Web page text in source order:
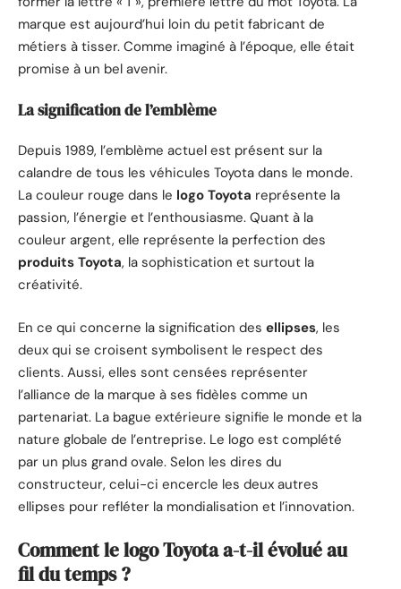
marque est aujourd’hui loin du petit fabricant de
métiers à tisser. Comme imaginé à l’époque, elle était
promise à un bel avenir.
La signification de l’emblème
Depuis 1989, l’emblème actuel est présent sur la
calandre de tous les véhicules Toyota dans le monde.
La couleur rouge dans le logo Toyota représente la
passion, l’énergie et l’enthousiasme. Quant à la
couleur argent, elle représente la perfection des
produits Toyota, la sophistication et surtout la
créativité.
En ce qui concerne la signification des ellipses, les
deux qui se croisent symbolisent le respect des
clients. Aussi, elles sont censées représenter
l’alliance de la marque à ses fidèles comme un
partenariat. La bague extérieure signifie le monde et la
nature globale de l’entreprise. Le logo est complété
par un plus grand ovale. Selon les dires du
constructeur, celui-ci encercle les deux autres
ellipses pour refléter la mondialisation et l’innovation.
Comment le logo Toyota a-t-il évolué au
fil du temps ?